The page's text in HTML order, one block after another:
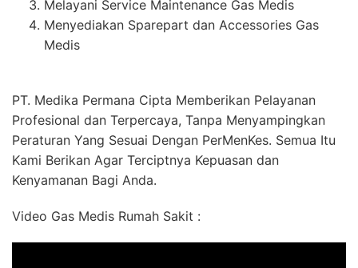
Melayani Service Maintenance Gas Medis
Menyediakan Sparepart dan Accessories Gas
Medis
PT. Medika Permana Cipta Memberikan Pelayanan
Profesional dan Terpercaya, Tanpa Menyampingkan
Peraturan Yang Sesuai Dengan PerMenKes. Semua Itu
Kami Berikan Agar Terciptnya Kepuasan dan
Kenyamanan Bagi Anda.
Video Gas Medis Rumah Sakit :